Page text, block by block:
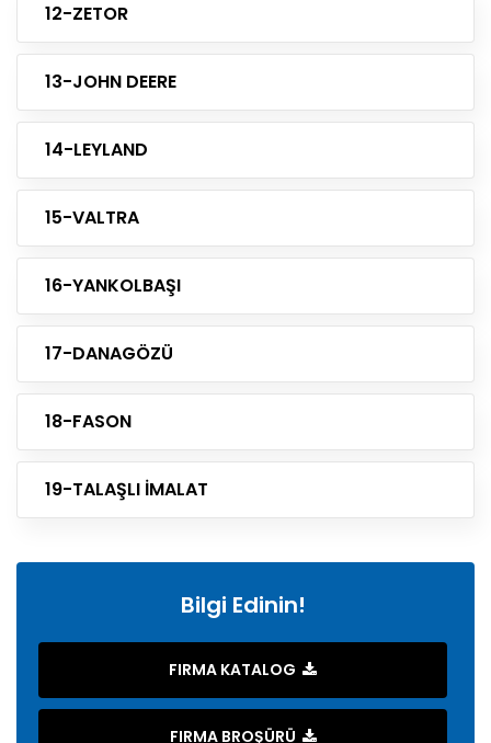
12-ZETOR
13-JOHN DEERE
14-LEYLAND
15-VALTRA
16-YANKOLBAŞI
17-DANAGÖZÜ
18-FASON
19-TALAŞLI İMALAT
Bilgi Edinin!
FIRMA KATALOG
FIRMA BROŞÜRÜ